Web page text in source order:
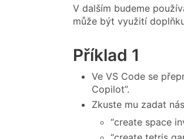
V dalším budeme
může být využití
Příklad 1
Ve VS Code se
Copilot”.
Zkuste mu zadat
“create space